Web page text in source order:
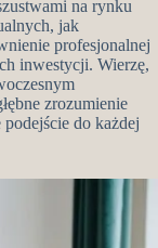
na rynku
jak
profesjonalnej
inwestycji. Wierzę,
zrozumienie
do każdej